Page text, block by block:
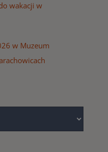
wakacji w
w Muzeum